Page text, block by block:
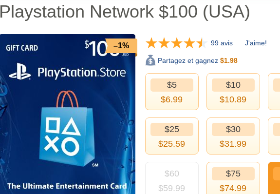
Playstation Network $100 (USA)
–1% 99 avis J'aime!
Partagez et gagnez $1.98
$5
$6.99
$10
$10.89
$25
$25.59
$30
$31.99
$60
$59.99
$75
$74.99